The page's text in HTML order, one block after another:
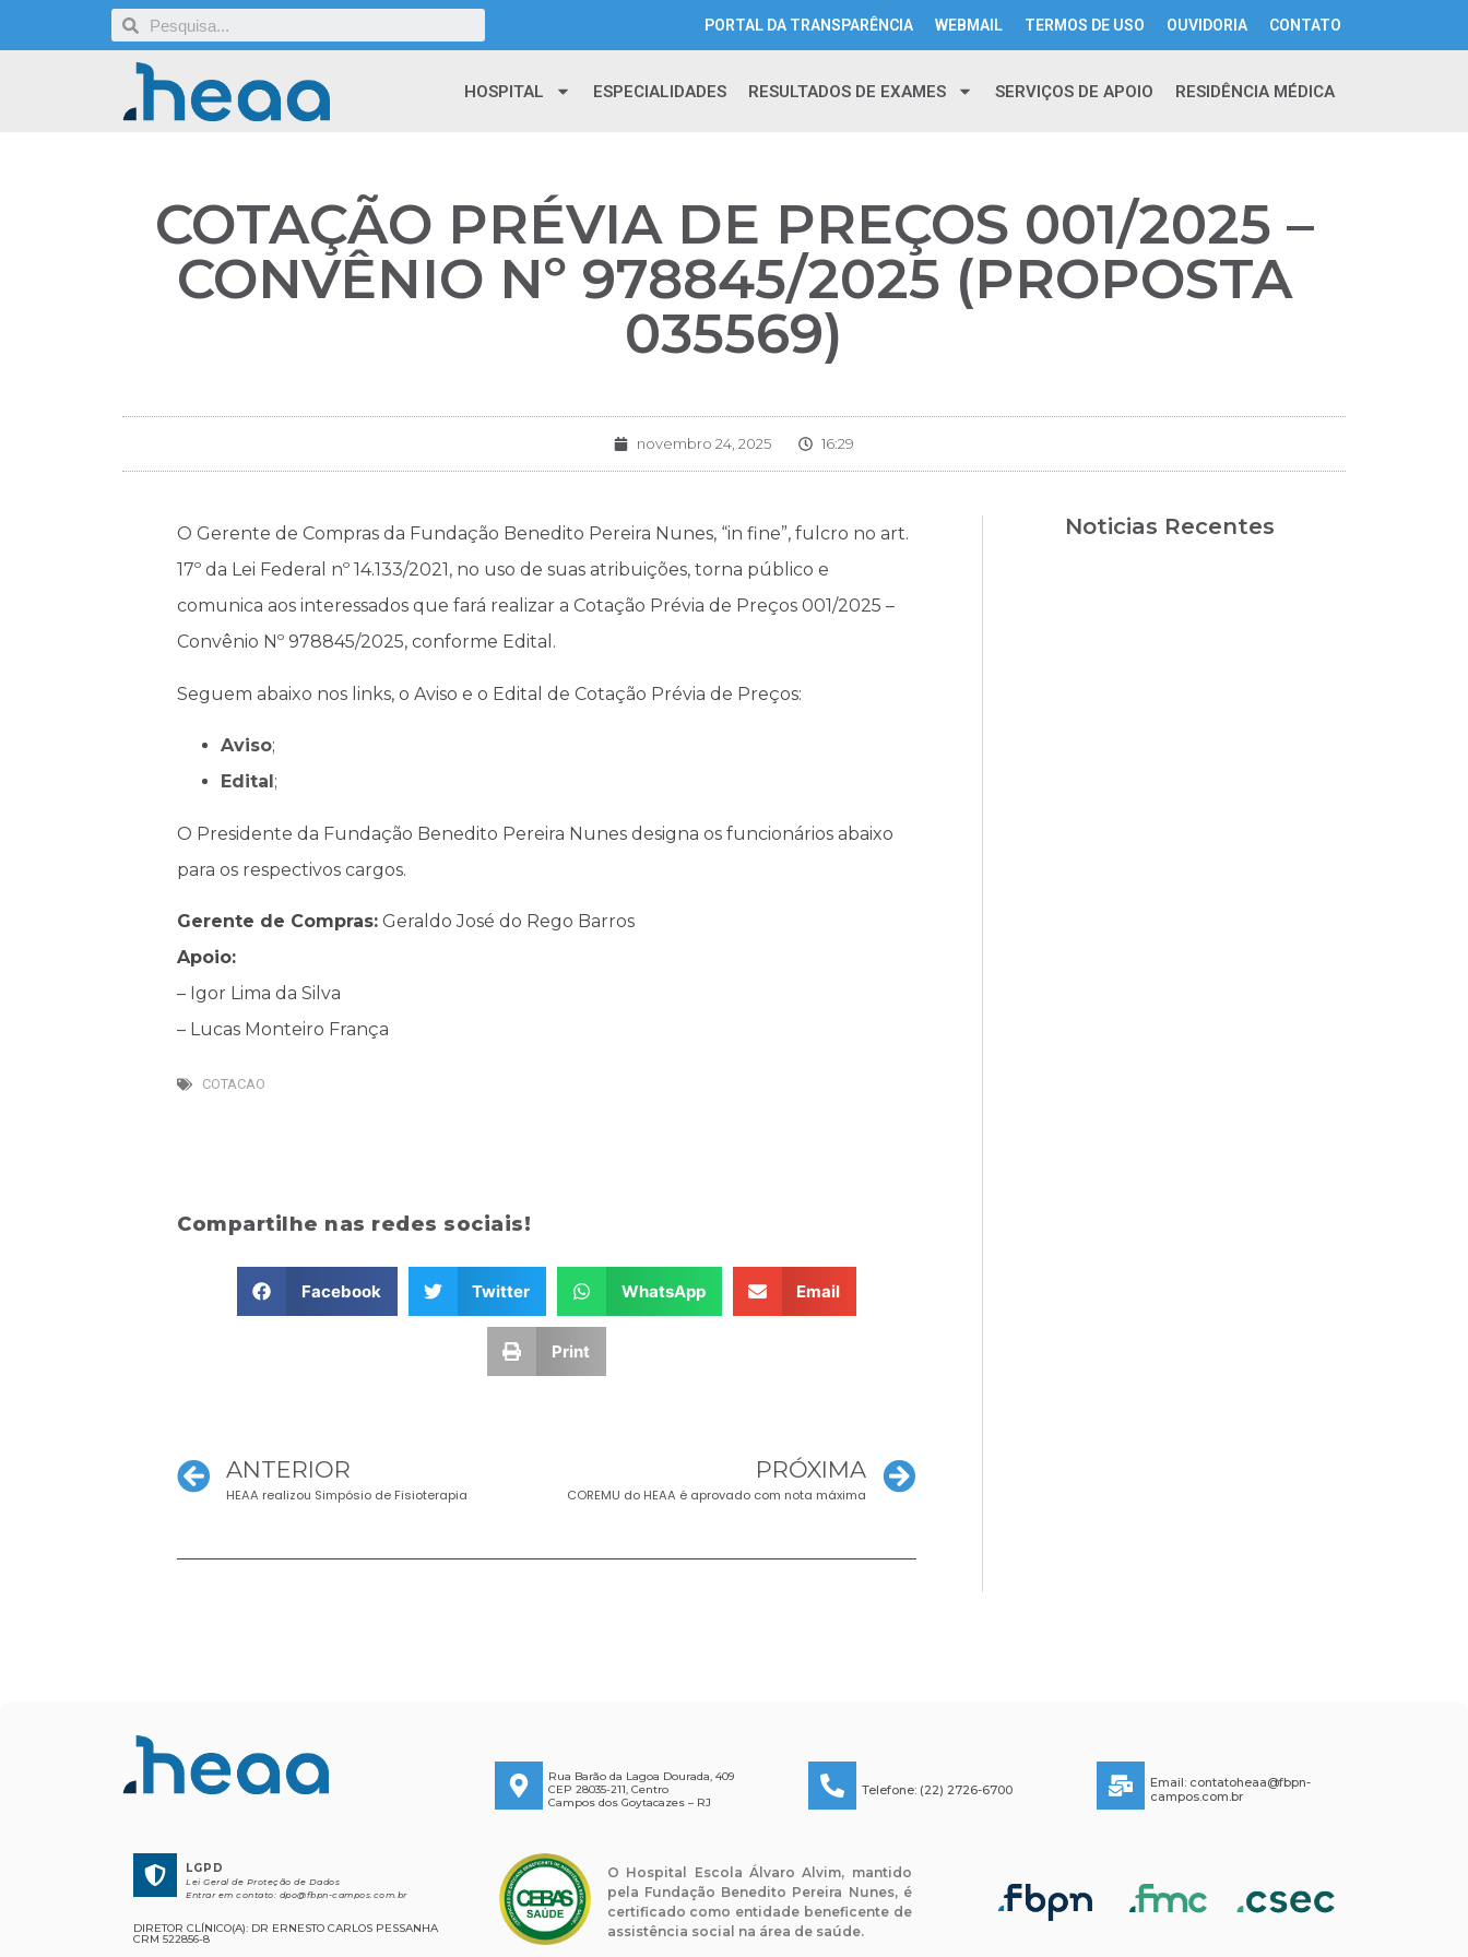
PORTAL DA TRANSPARÊNCIA WEBMAIL TERMOS DE USO OUVIDORIA CONTATO
HOSPITAL ESPECIALIDADES RESULTADOS DE EXAMES SERVIÇOS DE APOIO RESIDÊNCIA MÉDICA
COTAÇÃO PRÉVIA DE PREÇOS 001/2025 –
CONVÊNIO Nº 978845/2025 (PROPOSTA
035569)
novembro 24, 2025 16:29
O Gerente de Compras da Fundação Benedito Pereira Nunes, “in fine”, fulcro no art.
17º da Lei Federal nº 14.133/2021, no uso de suas atribuições, torna público e
comunica aos interessados que fará realizar a Cotação Prévia de Preços 001/2025 –
Convênio Nº 978845/2025, conforme Edital.
Seguem abaixo nos links, o Aviso e o Edital de Cotação Prévia de Preços:
Aviso;
Edital ;
O Presidente da Fundação Benedito Pereira Nunes designa os funcionários abaixo
para os respectivos cargos.
Gerente de Compras: Geraldo José do Rego Barros
Apoio:
– Igor Lima da Silva
– Lucas Monteiro França
COTACAO
Compartilhe nas redes sociais!
Facebook Twitter WhatsApp Email
Print
ANTERIOR
HEAA realizou Simpósio de Fisioterapia
PRÓXIMA
COREMU do HEAA é aprovado com nota máxima
Noticias Recentes
Rua Barão da Lagoa Dourada, 409
CEP 28035-211, Centro
Campos dos Goytacazes – RJ
Telefone: (22) 2726-6700 Email: contatoheaa@fbpn-
campos.com.br
LGPD
Lei Geral de Proteção de Dados
Entrar em contato: dpo@fbpn-campos.com.br
DIRETOR CLÍNICO(A): DR ERNESTO CARLOS PESSANHA
CRM 522856-8
O Hospital Escola Álvaro Alvim, mantido
pela Fundação Benedito Pereira Nunes, é
certificado como entidade beneficente de
assistência social na área de saúde.